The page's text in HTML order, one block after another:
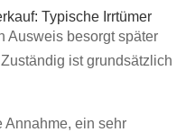
Typische Irrtümer
Ausweis besorgt später
ist grundsätzlich
Annahme, ein sehr